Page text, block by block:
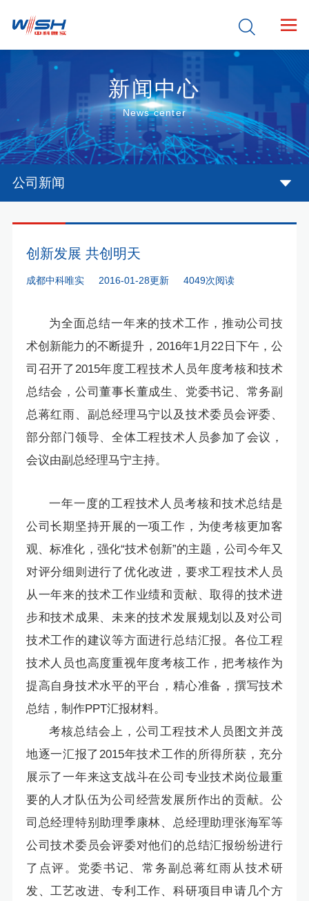
 
新闻中心
News center
公司新闻
创新发展 共创明天
成都中科唯实 2016-01-28更新 4049次阅读
为全面总结一年来的技术工作，推动公司技
术创新能力的不断提升，2016年1月22日下午，公
司召开了2015年度工程技术人员年度考核和技术
总结会，公司董事长董成生、党委书记、常务副
总蒋红雨、副总经理马宁以及技术委员会评委、
部分部门领导、全体工程技术人员参加了会议，
会议由副总经理马宁主持。
一年一度的工程技术人员考核和技术总结是
公司长期坚持开展的一项工作，为使考核更加客
观、标准化，强化“技术创新”的主题，公司今年又
对评分细则进行了优化改进，要求工程技术人员
从一年来的技术工作业绩和贡献、取得的技术进
步和技术成果、未来的技术发展规划以及对公司
技术工作的建议等方面进行总结汇报。各位工程
技术人员也高度重视年度考核工作，把考核作为
提高自身技术水平的平台，精心准备，撰写技术
总结，制作PPT汇报材料。
考核总结会上，公司工程技术人员图文并茂
地逐一汇报了2015年技术工作的所得所获，充分
展示了一年来这支战斗在公司专业技术岗位最重
要的人才队伍为公司经营发展所作出的贡献。公
司总经理特别助理季康林、总经理助理张海军等
公司技术委员会评委对他们的总结汇报纷纷进行
了点评。党委书记、常务副总蒋红雨从技术研
发、工艺改进、专利工作、科研项目申请几个方